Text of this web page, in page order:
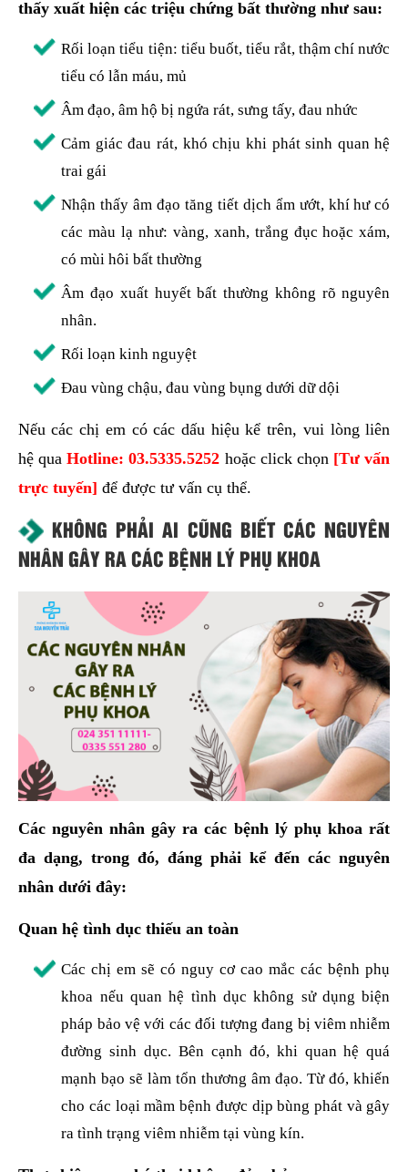
thấy xuất hiện các triệu chứng bất thường như sau:
Rối loạn tiểu tiện: tiểu buốt, tiểu rắt, thậm chí nước
tiểu có lẫn máu, mủ
Âm đạo, âm hộ bị ngứa rát, sưng tấy, đau nhức
Cảm giác đau rát, khó chịu khi phát sinh quan hệ
trai gái
Nhận thấy âm đạo tăng tiết dịch ẩm ướt, khí hư có
các màu lạ như: vàng, xanh, trắng đục hoặc xám,
có mùi hôi bất thường
Âm đạo xuất huyết bất thường không rõ nguyên
nhân.
Rối loạn kinh nguyệt
Đau vùng chậu, đau vùng bụng dưới dữ dội
Nếu các chị em có các dấu hiệu kể trên, vui lòng liên
hệ quaHotline:03.5335.5252 hoặc click chọn [Tư vấn
trực tuyến] để được tư vấn cụ thể.
KHÔNG PHẢI AI CŨNG BIẾT CÁC NGUYÊN
NHÂN GÂY RA CÁC BỆNH LÝ PHỤ KHOA
Các nguyên nhân gây ra các bệnh lý phụ khoa rất
đa dạng, trong đó, đáng phải kể đến các nguyên
nhân dưới đây:
Quan hệ tình dục thiếu an toàn
Các chị em sẽ có nguy cơ cao mắc các bệnh phụ
khoa nếu quan hệ tình dục không sử dụng biện
pháp bảo vệ với các đối tượng đang bị viêm nhiễm
đường sinh dục. Bên cạnh đó, khi quan hệ quá
mạnh bạo sẽ làm tổn thương âm đạo. Từ đó, khiến
cho các loại mầm bệnh được dịp bùng phát và gây
ra tình trạng viêm nhiễm tại vùng kín.